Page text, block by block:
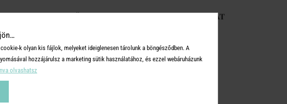
A BUTLERS-RŐL
Impresszum
Ajándékkártya
KAPCSOLAT
Elérhetőségek
k olyan kis fájlok, melyeket ideiglenesen tárolunk a böngésződben. A
hozzájárulsz a marketing sütik használatához, és ezzel webáruházunk
olvashatsz